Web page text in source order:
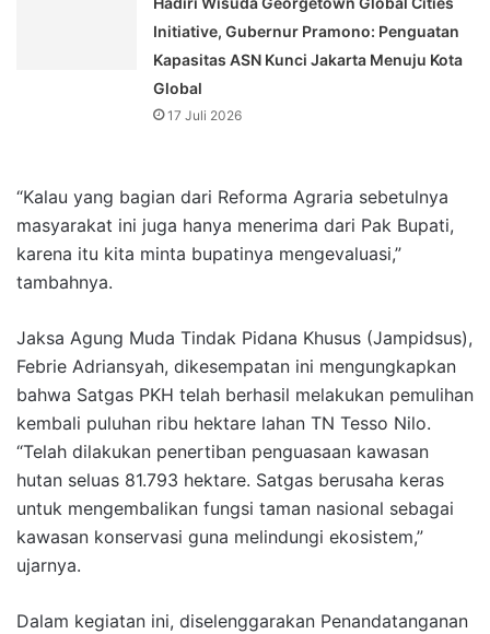
Initiative, Gubernur Pramono: Penguatan
Kapasitas ASN Kunci Jakarta Menuju Kota
Global
17 Juli 2026
“Kalau yang bagian dari Reforma Agraria sebetulnya
masyarakat ini juga hanya menerima dari Pak Bupati,
karena itu kita minta bupatinya mengevaluasi,”
tambahnya.
Jaksa Agung Muda Tindak Pidana Khusus (Jampidsus),
Febrie Adriansyah, dikesempatan ini mengungkapkan
bahwa Satgas PKH telah berhasil melakukan pemulihan
kembali puluhan ribu hektare lahan TN Tesso Nilo.
“Telah dilakukan penertiban penguasaan kawasan
hutan seluas 81.793 hektare. Satgas berusaha keras
untuk mengembalikan fungsi taman nasional sebagai
kawasan konservasi guna melindungi ekosistem,”
ujarnya.
Dalam kegiatan ini, diselenggarakan Penandatanganan